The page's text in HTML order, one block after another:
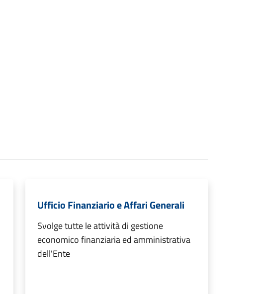
Ufficio Finanziario e Affari Generali
Svolge tutte le attività di gestione
economico finanziaria ed amministrativa
dell'Ente